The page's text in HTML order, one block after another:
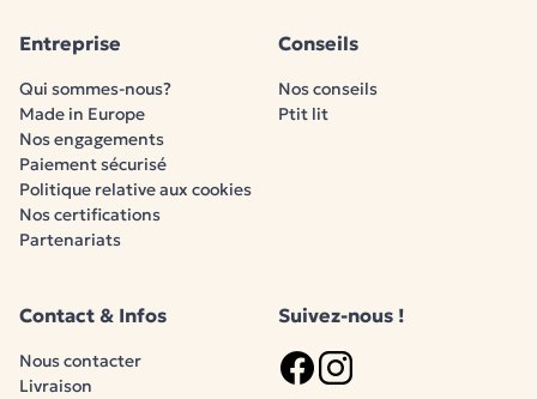
Entreprise
Qui sommes-nous?
Made in Europe
Nos engagements
Paiement sécurisé
Politique relative aux cookies
Nos certifications
Partenariats
Conseils
Nos conseils
Ptit lit
Contact & Infos
Nous contacter
Livraison
Suivez-nous !